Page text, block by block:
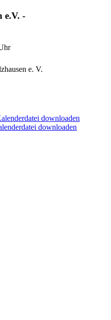
e.V. -
e. V.
downloaden
downloaden